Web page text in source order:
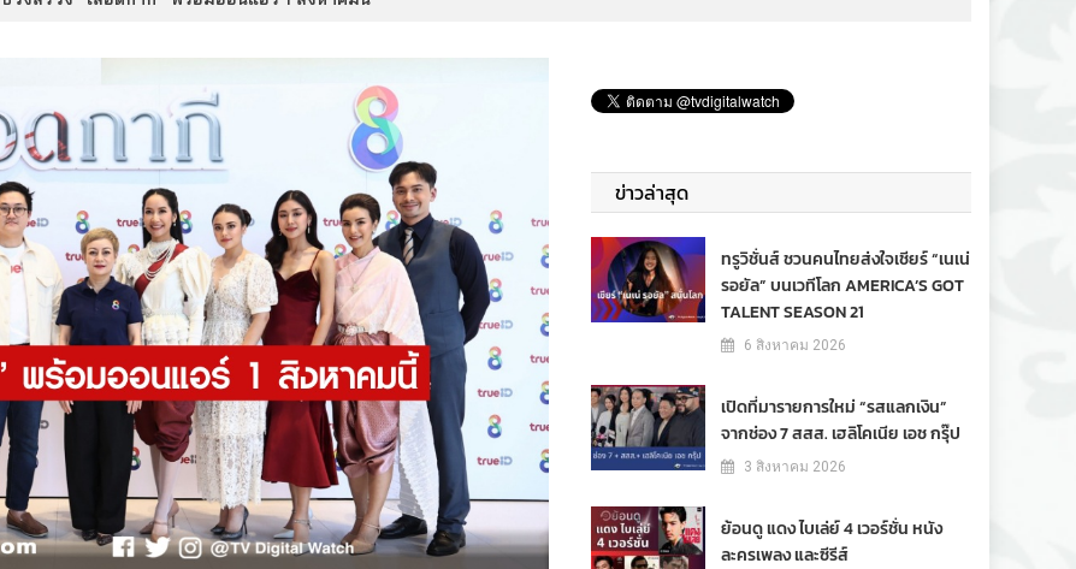
ข่าวล่าสุด
ทรูวิชั่นส์ ชวนคนไทยส่งใจเชียร์ “เนเน่
รอยัล” บนเวทีโลก AMERICA’S GOT
TALENT SEASON 21
6 สิงหาคม 2026
เปิดที่มารายการใหม่ “รสแลกเงิน”
จากช่อง 7 สสส. เฮลิโคเนีย เอช กรุ๊ป
3 สิงหาคม 2026
ย้อนดู แดง ไบเล่ย์ 4 เวอร์ชั่น หนัง
ละครเพลง และซีรีส์